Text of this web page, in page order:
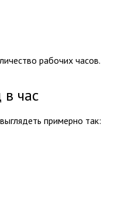
рабочих часов.
час
примерно так: